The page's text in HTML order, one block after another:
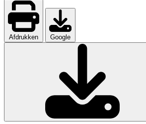
Vereniging
Werkgroepen
Lid of Donateur worden?
Nieuwsflits nieuwsbrief
Bestuur
Ledenvergaderingen
Vacatures
Info voor IVN vrijwilligers
Handboek werkgroepen
Materialen
Afdrukken Google